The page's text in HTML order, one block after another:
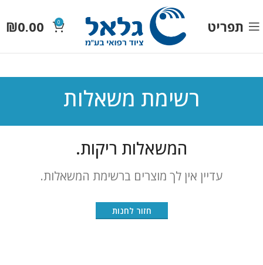
תפריט 0
₪0.00
רשימת משאלות
המשאלות ריקות.
עדיין אין לך מוצרים ברשימת המשאלות.
חזור לחנות